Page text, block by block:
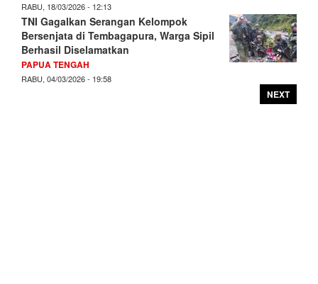
RABU, 18/03/2026 - 12:13
TNI Gagalkan Serangan Kelompok
Bersenjata di Tembagapura, Warga Sipil
Berhasil Diselamatkan
PAPUA TENGAH
RABU, 04/03/2026 - 19:58
NEXT